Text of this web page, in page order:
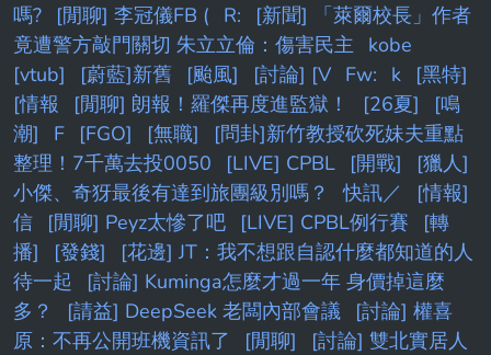
嗎?
[閒聊] 李冠儀FB ( R:
[新聞] 「萊爾校長」作者
竟遭警方敲門關切 朱立立倫：傷害民主
kobe
[vtub]
[蔚藍]新舊 [颱風] [討論] [V Fw: k
[黑特]
[情報
[閒聊] 朗報！羅傑再度進監獄！ [26夏]
[鳴
潮]
F [FGO] [無職]
[問卦]新竹教授砍死妹夫重點
整理！7千萬去投0050
[LIVE] CPBL [開戰]
[獵人]
小傑、奇犽最後有達到旅團級別嗎？
快訊／
[情報]
信
[閒聊] Peyz太慘了吧 [LIVE] CPBL例行賽
[轉
播]
[發錢]
[花邊] JT：我不想跟自認什麼都知道的人
待一起
[討論] Kuminga怎麼才過一年 身價掉這麼
多？
[請益] DeepSeek 老闆內部會議
[討論] 權喜
原：不再公開班機資訊了
[閒聊]
[討論] 雙北實居人